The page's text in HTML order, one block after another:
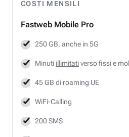
COSTI MENSILI
Fastweb Mobile Pro
250 GB, anche in 5G
Minuti illimitativerso fissi e
45 GB di roaming UE
WiFi-Calling
200 SMS